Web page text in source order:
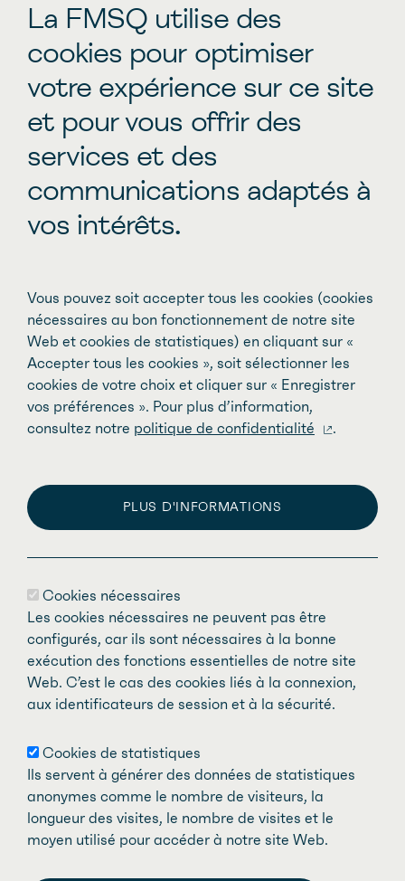
La FMSQ utilise des
cookies pour optimiser
votre expérience sur ce site
et pour vous offrir des
services et des
communications adaptés à
vos intérêts.
Vous pouvez soit accepter tous les cookies (cookies
nécessaires au bon fonctionnement de notre site
Web et cookies de statistiques) en cliquant sur «
Accepter tous les cookies », soit sélectionner les
cookies de votre choix et cliquer sur « Enregistrer
vos préférences ». Pour plus d’information,
consultez notre politique de confidentialité .
PLUS D'INFORMATIONS
Cookies nécessaires
Les cookies nécessaires ne peuvent pas être
configurés, car ils sont nécessaires à la bonne
exécution des fonctions essentielles de notre site
Web. C’est le cas des cookies liés à la connexion,
aux identificateurs de session et à la sécurité.
Cookies de statistiques
Ils servent à générer des données de statistiques
anonymes comme le nombre de visiteurs, la
longueur des visites, le nombre de visites et le
moyen utilisé pour accéder à notre site Web.
s’empilent, que nos urgences débordent et
que notre système de laboratoire est
incapable de faire face à la demande,
chaque compression compromet
directement l’universalité de notre système
de santé. Encore une fois, ce sont les
patients qui en font les frais. ».
— Dr Vincent Oliva, président de la FMSQ
À propos de la FMSQ
La Fédération regroupe 36 associations
médicales affiliées et 59 spécialités
les disciplines médicales, chirurgicales,
d’imagerie et de laboratoire. Sa mission
affiliées œuvrant dans le système public
de santé, tout en favorisant des soins et
des services de qualité pour la population
québécoise.
TOGGLE
PARTAGER
COPIER LE
PARTAGER
PARTAGER
PARTAGER